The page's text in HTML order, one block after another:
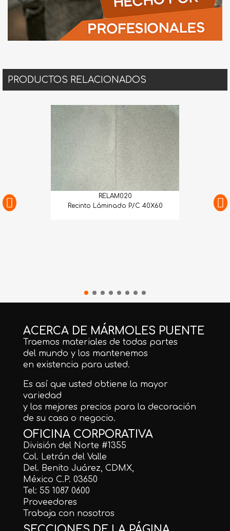
PRODUCTOS RELACIONADOS
RELAM020
Recinto Láminado P/C 40X60
ACERCA DE MÁRMOLES PUENTE
Traemos materiales de todas partes
del mundo y los mantenemos
en existencia para usted.
Es así que usted obtiene la mayor
variedad
y los mejores precios para la decoración
de su casa o negocio.
OFICINA CORPORATIVA
División del Norte #1355
Col. Letrán del Valle
Del. Benito Juárez, CDMX,
México C.P. 03650
Tel: 55 1087 0600
Proveedores
Trabaja con nosotros